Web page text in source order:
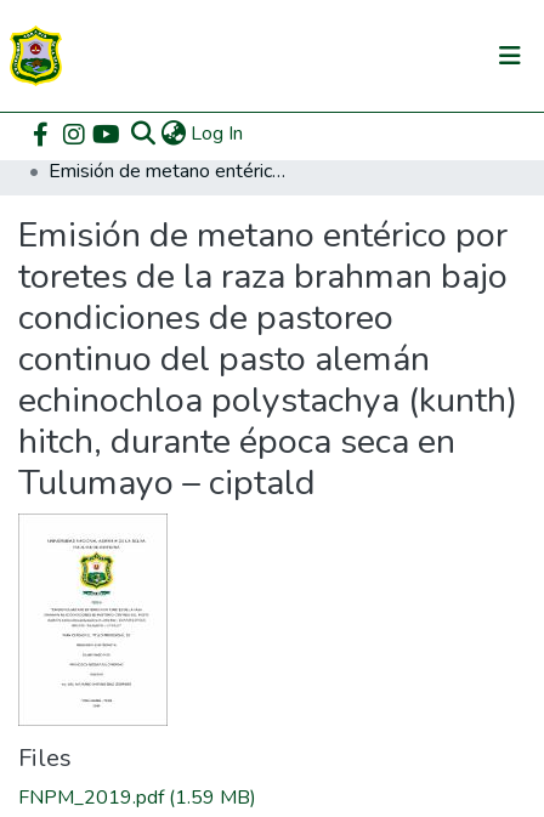
Log In
Communities & Collections
All of DSpace
DSpace Statistics
Home Pregrado Facultad de Zootecnia
Emisión de metano entérico por toretes de la raza brahman bajo condiciones de pastoreo continuo del pasto alemán echinochloa polystachya (kunth) hitch, durante época seca en Tulumayo – ciptald
Emisión de metano entérico por
toretes de la raza brahman bajo
condiciones de pastoreo
continuo del pasto alemán
echinochloa polystachya (kunth)
hitch, durante época seca en
Tulumayo – ciptald
Files
FNPM_2019.pdf(1.59 MB)